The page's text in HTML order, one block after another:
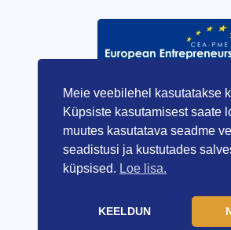
Meie veebilehel kasutatakse
Küpsiste kasutamisest saate
muutes kasutatava seadme
seadistusi ja kustutades
küpsised. Loe lisa.
KEELDUN